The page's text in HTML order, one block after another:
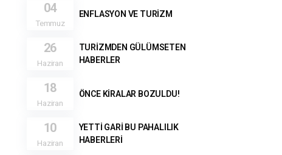
04
Temmuz
ENFLASYON VE TURİZM
26
Haziran
TURİZMDEN GÜLÜMSETEN
HABERLER
18
Haziran
ÖNCE KİRALAR BOZULDU!
10
Haziran
YETTİ GARİ BU PAHALILIK
HABERLERİ